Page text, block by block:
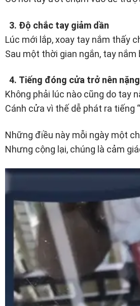
3. Độ chắc tay giảm dần
Lúc mới lắp, xoay tay nắm thấy
Sau một thời gian ngắn, tay
4. Tiếng đóng cửa trở nên
Không phải lúc nào cũng do tay
Cánh cửa vì thế dễ phát ra tiếng
Những điều này mỗi ngày một
Nhưng cộng lại, chúng là cảm